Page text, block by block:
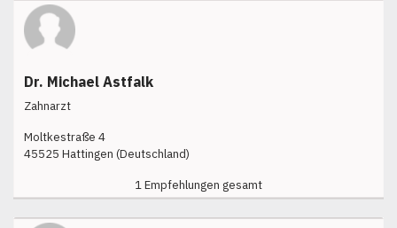
Dr. Michael Astfalk
Zahnarzt
Moltkestraße 4
45525 Hattingen (Deutschland)
1 Empfehlungen gesamt